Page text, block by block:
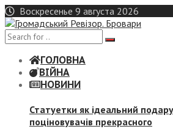
Skip
to
content
Воскресенье 9 августа 2026
ГОЛОВНА
ВІЙНА
НОВИНИ
Статуетки як ідеальний
поціновувачів прекрасного